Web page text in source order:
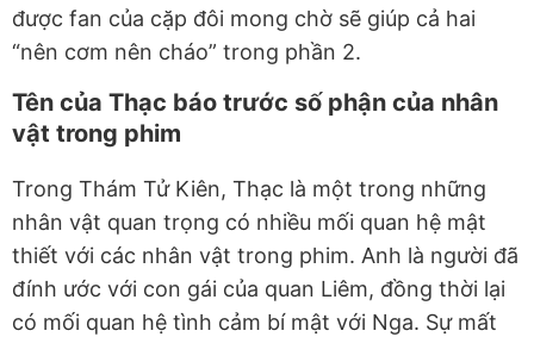
được fan của cặp đôi mong chờ sẽ giúp cả hai
“nên cơm nên cháo” trong phần 2.
Tên của Thạc báo trước số phận của nhân
vật trong phim
Trong Thám Tử Kiên, Thạc là một trong những
nhân vật quan trọng có nhiều mối quan hệ mật
thiết với các nhân vật trong phim. Anh là người đã
đính ước với con gái của quan Liêm, đồng thời lại
có mối quan hệ tình cảm bí mật với Nga. Sự mất